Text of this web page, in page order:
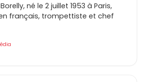
né le 2 juillet 1953 à Paris,
français, trompettiste et chef